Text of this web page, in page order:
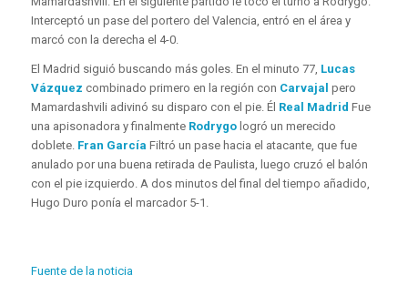
Interceptó un pase del portero del Valencia, entró en el área y
marcó con la derecha el 4-0.
El Madrid siguió buscando más goles. En el minuto 77, Lucas
Vázquez combinado primero en la región con Carvajal pero
Mamardashvili adivinó su disparo con el pie. Él Real Madrid Fue
una apisonadora y finalmente Rodrygo logró un merecido
doblete. Fran García Filtró un pase hacia el atacante, que fue
anulado por una buena retirada de Paulista, luego cruzó el balón
con el pie izquierdo. A dos minutos del final del tiempo añadido,
Hugo Duro ponía el marcador 5-1.
Fuente de la noticia